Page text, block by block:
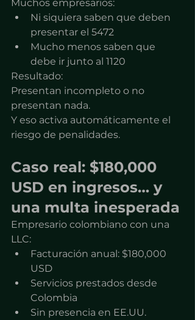
Muchos empresarios:
Ni siquiera saben que deben
presentar el 5472
Mucho menos saben que
debe ir junto al 1120
Resultado:
Presentan incompleto o no
presentan nada.
Y eso activa automáticamente el
riesgo de penalidades.
Caso real: $180,000
USD en ingresos… y
una multa inesperada
Empresario colombiano con una
LLC:
Facturación anual: $180,000
USD
Servicios prestados desde
Colombia
Sin presencia en EE.UU.